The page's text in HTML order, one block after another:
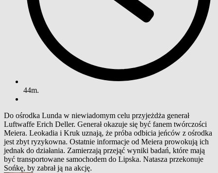
44m.
Do ośrodka Lunda w niewiadomym celu przyjeżdża generał
Luftwaffe Erich Deller. Generał okazuje się być fanem twórczości
Meiera. Leokadia i Kruk uznają, że próba odbicia jeńców z ośrodka
jest zbyt ryzykowna. Ostatnie informacje od Meiera prowokują ich
jednak do działania. Zamierzają przejąć wyniki badań, które mają
być transportowane samochodem do Lipska. Natasza przekonuje
Sońkę, by zabrał ją na akcję.